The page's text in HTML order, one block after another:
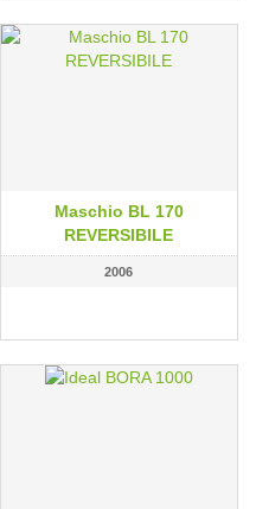
Maschio BL 170
REVERSIBILE
2006